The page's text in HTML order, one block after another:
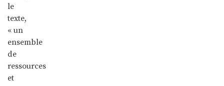
le
texte,
« un
ensemble
de
ressources
et